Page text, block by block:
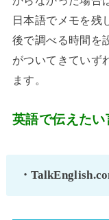
日本語でメモを残
後で調べる時間を
がついてきていず
ます。
英語で伝えたい
・